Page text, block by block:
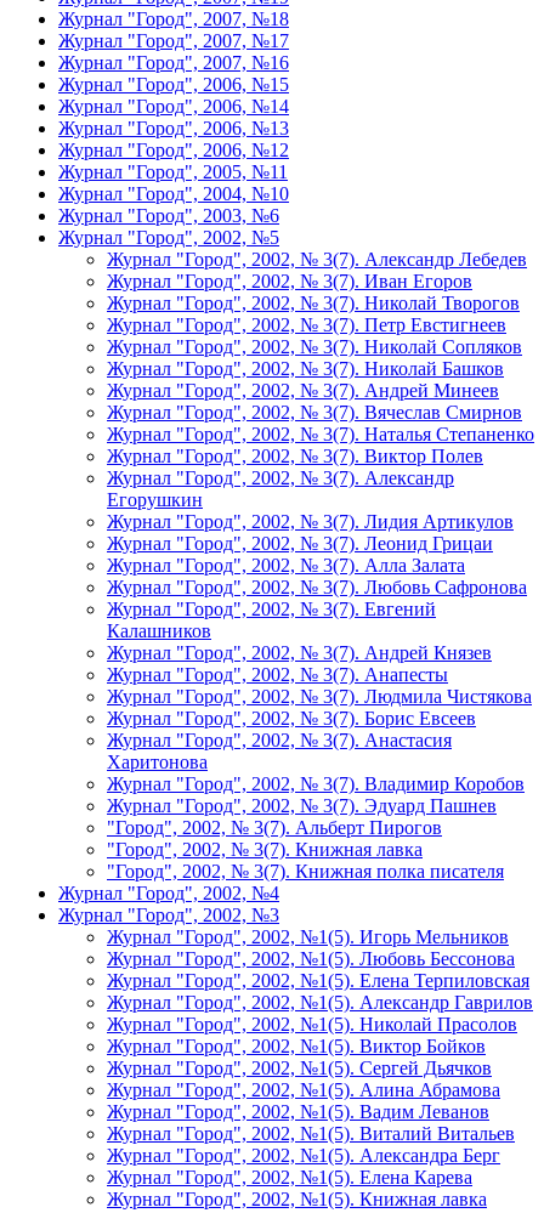
Журнал "Город", 2007, №18
Журнал "Город", 2007, №17
Журнал "Город", 2007, №16
Журнал "Город", 2006, №15
Журнал "Город", 2006, №14
Журнал "Город", 2006, №13
Журнал "Город", 2006, №12
Журнал "Город", 2005, №11
Журнал "Город", 2004, №10
Журнал "Город", 2003, №6
Журнал "Город", 2002, №5
Журнал "Город", 2002, № 3(7). Александр Лебедев
Журнал "Город", 2002, № 3(7). Иван Егоров
Журнал "Город", 2002, № 3(7). Николай Творогов
Журнал "Город", 2002, № 3(7). Петр Евстигнеев
Журнал "Город", 2002, № 3(7). Николай Сопляков
Журнал "Город", 2002, № 3(7). Николай Башков
Журнал "Город", 2002, № 3(7). Андрей Минеев
Журнал "Город", 2002, № 3(7). Вячеслав Смирнов
Журнал "Город", 2002, № 3(7). Наталья Степаненко
Журнал "Город", 2002, № 3(7). Виктор Полев
Журнал "Город", 2002, № 3(7). Александр
Егорушкин
Журнал "Город", 2002, № 3(7). Лидия Артикулов
Журнал "Город", 2002, № 3(7). Леонид Грицаи
Журнал "Город", 2002, № 3(7). Алла Залата
Журнал "Город", 2002, № 3(7). Любовь Сафронова
Журнал "Город", 2002, № 3(7). Евгений
Калашников
Журнал "Город", 2002, № 3(7). Андрей Князев
Журнал "Город", 2002, № 3(7). Анапесты
Журнал "Город", 2002, № 3(7). Людмила Чистякова
Журнал "Город", 2002, № 3(7). Борис Евсеев
Журнал "Город", 2002, № 3(7). Анастасия
Харитонова
Журнал "Город", 2002, № 3(7). Владимир Коробов
Журнал "Город", 2002, № 3(7). Эдуард Пашнев
"Город", 2002, № 3(7). Альберт Пирогов
"Город", 2002, № 3(7). Книжная лавка
"Город", 2002, № 3(7). Книжная полка писателя
Журнал "Город", 2002, №4
Журнал "Город", 2002, №3
Журнал "Город", 2002, №1(5). Игорь Мельников
Журнал "Город", 2002, №1(5). Любовь Бессонова
Журнал "Город", 2002, №1(5). Елена Терпиловская
Журнал "Город", 2002, №1(5). Александр Гаврилов
Журнал "Город", 2002, №1(5). Николай Прасолов
Журнал "Город", 2002, №1(5). Виктор Бойков
Журнал "Город", 2002, №1(5). Сергей Дьячков
Журнал "Город", 2002, №1(5). Алина Абрамова
Журнал "Город", 2002, №1(5). Вадим Леванов
Журнал "Город", 2002, №1(5). Виталий Витальев
Журнал "Город", 2002, №1(5). Александра Берг
Журнал "Город", 2002, №1(5). Елена Карева
Журнал "Город", 2002, №1(5). Книжная лавка